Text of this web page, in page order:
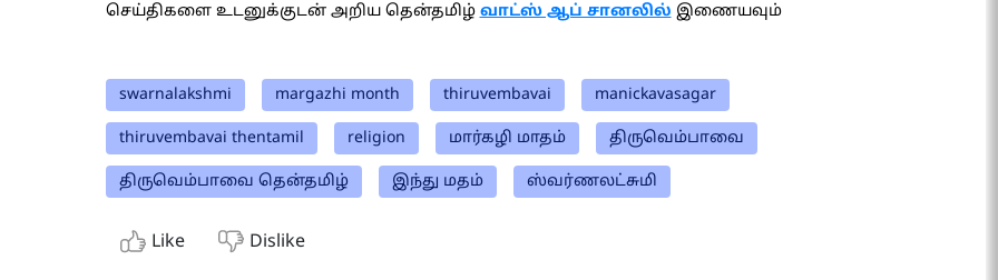
செய்திகளை உடனுக்குடன் அறிய தென்தமிழ் வாட்ஸ் ஆப் சானலில் இணையவும்
swarnalakshmi margazhi month thiruvembavai manickavasagar
thiruvembavai thentamil religion மார்கழி மாதம் திருவெம்பாவை
திருவெம்பாவை தென்தமிழ் இந்து மதம் ஸ்வர்ணலட்சுமி
Like Dislike